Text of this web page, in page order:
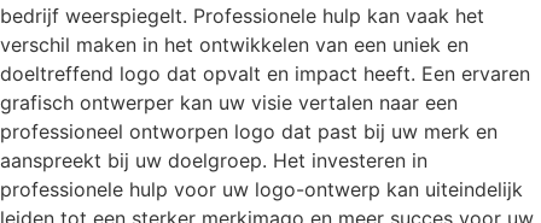
bedrijf weerspiegelt. Professionele hulp kan vaak het
verschil maken in het ontwikkelen van een uniek en
doeltreffend logo dat opvalt en impact heeft. Een ervaren
grafisch ontwerper kan uw visie vertalen naar een
professioneel ontworpen logo dat past bij uw merk en
aanspreekt bij uw doelgroep. Het investeren in
professionele hulp voor uw logo-ontwerp kan uiteindelijk
leiden tot een sterker merkimago en meer succes voor uw